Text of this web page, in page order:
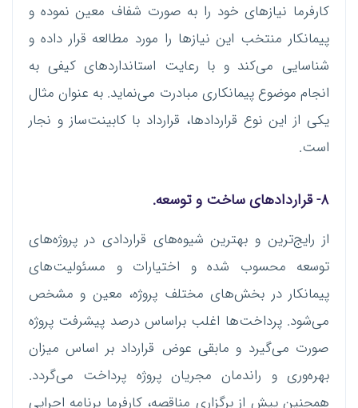
کارفرما نیازهای خود را به صورت شفاف معین نموده و
پیمانکار منتخب این نیازها را مورد مطالعه قرار داده و
شناسایی می‌کند و با رعایت استانداردهای کیفی به
انجام موضوع پیمانکاری مبادرت می‌نماید. به عنوان مثال
یکی از این نوع قراردادها، قرارداد با کابینت‌ساز و نجار
است.
۸- قراردادهای ساخت و توسعه.
از رایج‌ترین و بهترین شیوه‌های قراردادی در پروژه‌های
توسعه محسوب شده و اختیارات و مسئولیت‌های
پیمانکار در بخش‌های مختلف پروژه، معین و مشخص
می‌شود. پرداخت‌ها اغلب براساس درصد پیشرفت پروژه
صورت می‌گیرد و مابقی عوض قرارداد بر اساس میزان
بهره‌وری و راندمان مجریان پروژه پرداخت می‌گردد.
همچنین پیش از برگزاری مناقصه، کارفرما برنامه اجرایی